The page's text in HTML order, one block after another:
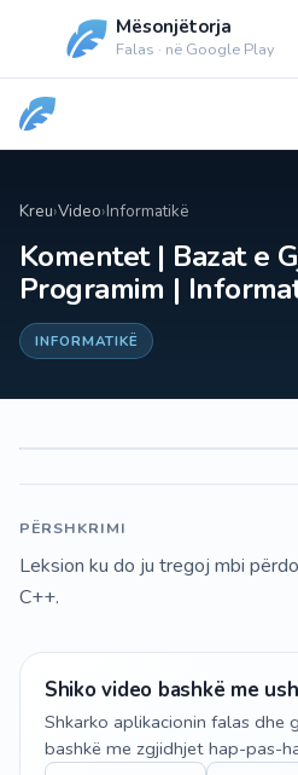
Mësonjëtorja
Falas · në Google Play
Kreu›Video›Informatikë
Komentet | Bazat e
Programim |
INFORMATIKË
PËRSHKRIMI
Leksion ku do ju tregoj mbi
C++.
Shiko video bashkë me
Shkarko aplikacionin falas dhe
bashkë me zgjidhjet hap-pas-